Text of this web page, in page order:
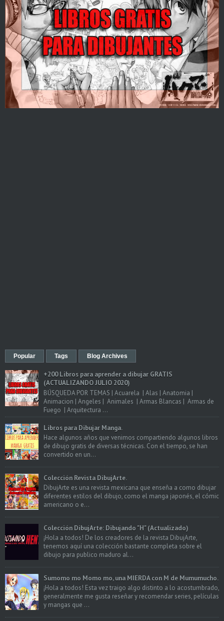
Popular Tags Blog Archives
+200 Libros para aprender a dibujar GRATIS
(ACTUALIZANDO JULIO 2020)
BÚSQUEDA POR TEMAS | Acuarela | Alas | Anatomia |
Animacion | Angeles | Animales | Armas Blancas | Armas de
Fuego | Arquitectura ...
Libros para Dibujar Manga.
Hace algunos años que venimos compartiendo algunos libros
de dibujo gratis de diversas técnicas. Con el tiempo, se han
convertido en un...
Colección Revista DibujArte.
DibujArte es una revista mexicana que enseña a como dibujar
diferentes estilos del dibujo, como el manga japonés, el cómic
americano o e...
Colección DibujArte: Dibujando "H" (Actualizado)
¡Hola a todos! De los creadores de la revista DibujArte,
tenemos aquí una colección bastante completa sobre el
dibujo para publico maduro al...
Sumomo mo Momo mo, una MIERDA con M de Mumumucho.
¡Hola a todos! Esta vez traigo algo distinto a lo acostumbrado,
generalmente me gusta reseñar y recomendar series, películas
y mangas que ...